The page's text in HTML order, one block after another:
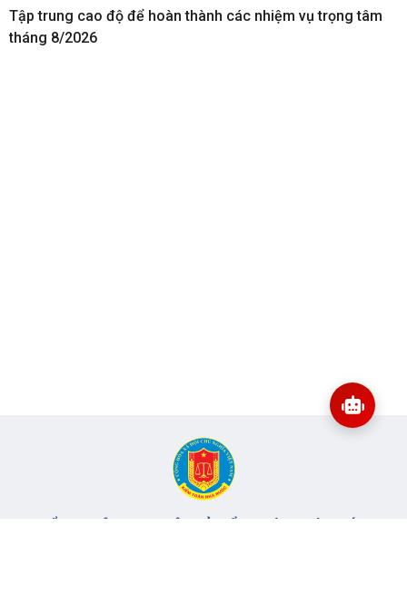
Tập trung cao độ để hoàn thành các nhiệm vụ trọng tâm
tháng 8/2026